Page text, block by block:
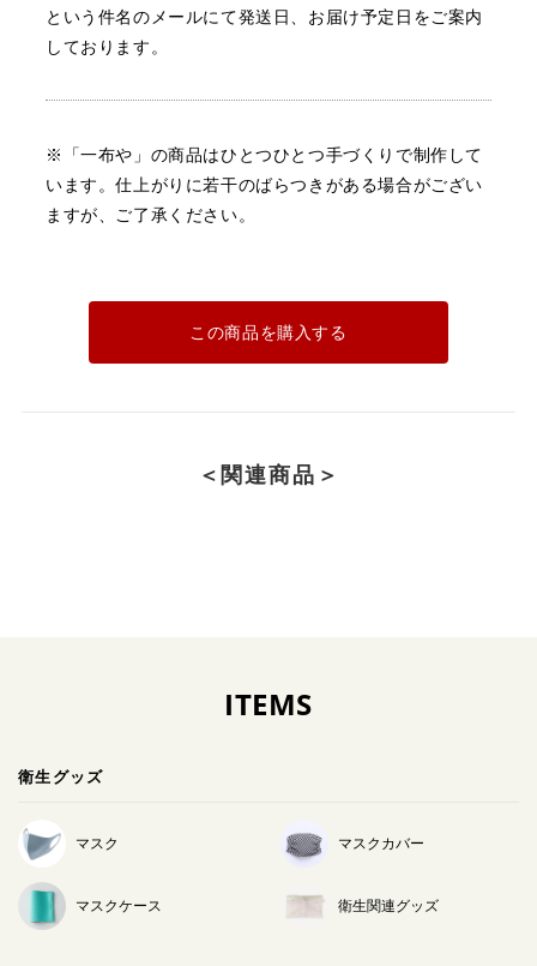
という件名のメールにて発送日、お届け予定日をご案内
しております。
※「一布や」の商品はひとつひとつ手づくりで制作して
います。仕上がりに若干のばらつきがある場合がござい
ますが、ご了承ください。
この商品を購入する
＜関連商品＞
ITEMS
衛生グッズ
マスク マスクカバー
マスクケース 衛生関連グッズ